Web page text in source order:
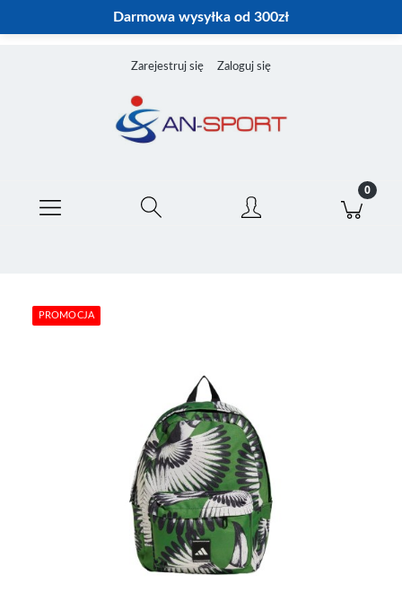
Darmowa wysyłka od 300zł
Zarejestruj się Zaloguj się
PROMOCJA